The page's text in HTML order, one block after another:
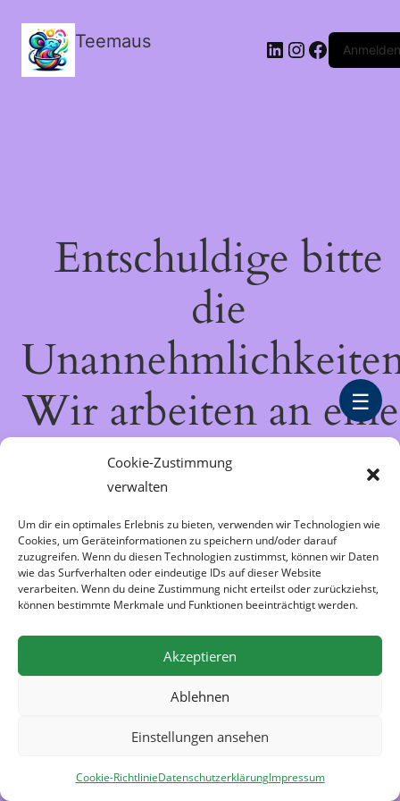
Cookie-Zustimmung
verwalten
Um dir ein optimales Erlebnis zu bieten, verwenden wir Technologien wie
Cookies, um Geräteinformationen zu speichern und/oder darauf
zuzugreifen. Wenn du diesen Technologien zustimmst, können wir Daten
wie das Surfverhalten oder eindeutige IDs auf dieser Website
verarbeiten. Wenn du deine Zustimmung nicht erteilst oder zurückziehst,
können bestimmte Merkmale und Funktionen beeinträchtigt werden.
Akzeptieren
Ablehnen
Einstellungen ansehen
Cookie-RichtlinieDatenschutzerklärungImpressum
Teemaus LinkedIn
Instagram
FacebookAnmelden
Entschuldige bitte
die
Wir arbeiten an
großartigen Sache
schau bald wieder
vorbei!
☰